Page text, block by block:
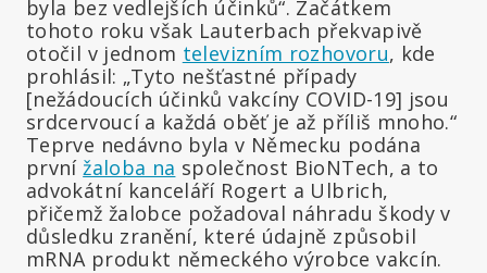
byla bez vedlejších účinků“. Začátkem
tohoto roku však Lauterbach překvapivě
otočil v jednom televizním rozhovoru, kde
prohlásil: „Tyto nešťastné případy
[nežádoucích účinků vakcíny COVID-19] jsou
srdcervoucí a každá oběť je až příliš mnoho.“
Teprve nedávno byla v Německu podána
první žaloba na společnost BioNTech, a to
advokátní kanceláří Rogert a Ulbrich,
přičemž žalobce požadoval náhradu škody v
důsledku zranění, které údajně způsobil
mRNA produkt německého výrobce vakcín.